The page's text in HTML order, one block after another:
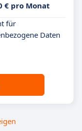
€ pro Monat
für
Daten